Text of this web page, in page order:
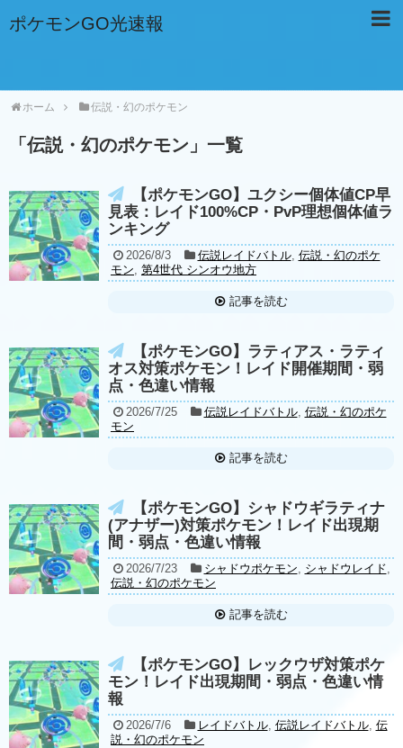
ポケモンGO光速報
ホーム 伝説・幻のポケモン
「 伝説・幻のポケモン 」 一覧
【ポケモンGO】ユクシー個体値CP早
見表：レイド100%CP・PvP理想個体値ラ
ンキング
2026/8/3 伝説レイドバトル, 伝説・幻のポケ
モン, 第4世代 シンオウ地方
記事を読む
【ポケモンGO】ラティアス・ラティ
オス対策ポケモン！レイド開催期間・弱
点・色違い情報
2026/7/25 伝説レイドバトル, 伝説・幻のポケ
モン
記事を読む
【ポケモンGO】シャドウギラティナ
(アナザー)対策ポケモン！レイド出現期
間・弱点・色違い情報
2026/7/23 シャドウポケモン, シャドウレイド,
伝説・幻のポケモン
記事を読む
【ポケモンGO】レックウザ対策ポケ
モン！レイド出現期間・弱点・色違い情
報
2026/7/6 レイドバトル, 伝説レイドバトル, 伝
説・幻のポケモン